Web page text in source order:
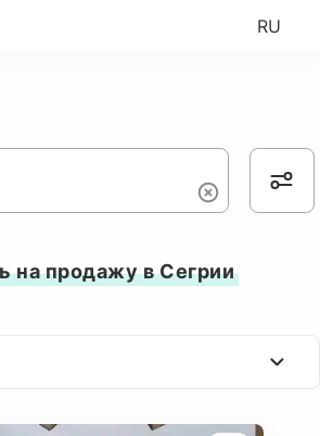
RU
на продажу в Сегрии